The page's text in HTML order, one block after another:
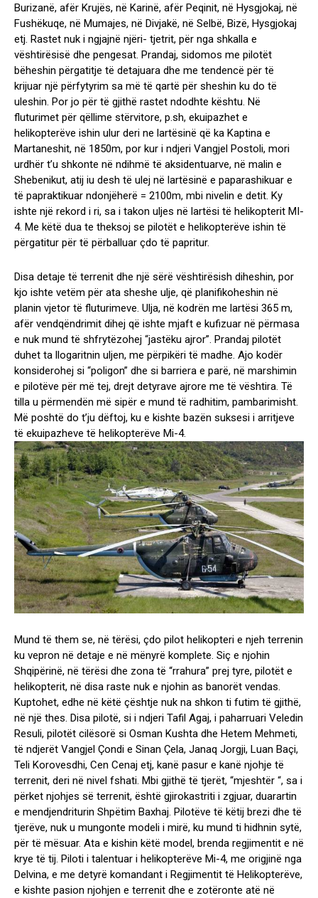
Burizanë, afër Krujës, në Karinë, afër Peqinit, në Hysgjokaj, në
Fushëkuqe, në Mumajes, në Divjakë, në Selbë, Bizë, Hysgjokaj
etj. Rastet nuk i ngjajnë njëri- tjetrit, për nga shkalla e
vështirësisë dhe pengesat. Prandaj, sidomos me pilotët
bëheshin përgatitje të detajuara dhe me tendencë për të
krijuar një përfytyrim sa më të qartë për sheshin ku do të
uleshin. Por jo për të gjithë rastet ndodhte kështu. Në
fluturimet për qëllime stërvitore, p.sh, ekuipazhet e
helikopterëve ishin ulur deri ne lartësinë që ka Kaptina e
Martaneshit, në 1850m, por kur i ndjeri Vangjel Postoli, mori
urdhër t’u shkonte në ndihmë të aksidentuarve, në malin e
Shebenikut, atij iu desh të ulej në lartësinë e paparashikuar e
të papraktikuar ndonjëherë = 2100m, mbi nivelin e detit. Ky
ishte një rekord i ri, sa i takon uljes në lartësi të helikopterit MI-
4. Me këtë dua te theksoj se pilotët e helikopterëve ishin të
përgatitur për të përballuar çdo të papritur.
Disa detaje të terrenit dhe një sërë vështirësish diheshin, por
kjo ishte vetëm për ata sheshe ulje, që planifikoheshin në
planin vjetor të fluturimeve. Ulja, në kodrën me lartësi 365 m,
afër vendqëndrimit dihej që ishte mjaft e kufizuar në përmasa
e nuk mund të shfrytëzohej “jastëku ajror”. Prandaj pilotët
duhet ta llogaritnin uljen, me përpikëri të madhe. Ajo kodër
konsiderohej si “poligon” dhe si barriera e parë, në marshimin
e pilotëve për më tej, drejt detyrave ajrore me të vështira. Të
tilla u përmendën më sipër e mund të radhitim, pambarimisht.
Më poshtë do t’ju dëftoj, ku e kishte bazën suksesi i arritjeve
të ekuipazheve të helikopterëve Mi-4.
Mund të them se, në tërësi, çdo pilot helikopteri e njeh terrenin
ku vepron në detaje e në mënyrë komplete. Siç e njohin
Shqipërinë, në tërësi dhe zona të “rrahura” prej tyre, pilotët e
helikopterit, në disa raste nuk e njohin as banorët vendas.
Kuptohet, edhe në këtë çështje nuk na shkon ti futim të gjithë,
në një thes. Disa pilotë, si i ndjeri Tafil Agaj, i paharruari Veledin
Resuli, pilotët cilësorë si Osman Kushta dhe Hetem Mehmeti,
të ndjerët Vangjel Çondi e Sinan Çela, Janaq Jorgji, Luan Baçi,
Teli Korovesdhi, Cen Cenaj etj, kanë pasur e kanë njohje të
terrenit, deri në nivel fshati. Mbi gjithë të tjerët, “mjeshtër “, sa i
përket njohjes së terrenit, është gjirokastriti i zgjuar, duarartin
e mendjendriturin Shpëtim Baxhaj. Pilotëve të këtij brezi dhe të
tjerëve, nuk u mungonte modeli i mirë, ku mund ti hidhnin sytë,
për të mësuar. Ata e kishin këtë model, brenda regjimentit e në
krye të tij. Piloti i talentuar i helikopterëve Mi-4, me origjinë nga
Delvina, e me detyrë komandant i Regjimentit të Helikopterëve,
e kishte pasion njohjen e terrenit dhe e zotëronte atë në